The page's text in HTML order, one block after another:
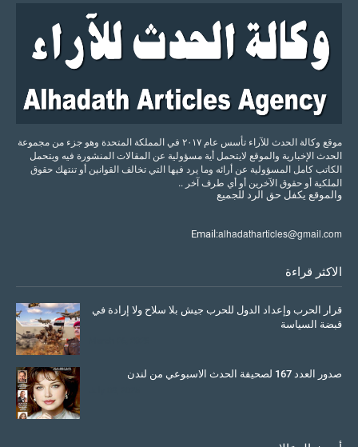
موقع وكالة الحدث للآراء تأسس عام ٢٠١٧ في المملكة المتحدة وهو جزء من مجموعة
الحدث الإخبارية والموقع لايتحمل أية مسؤولية عن المقالات المنشورة فيه ويتحمل
الكاتب كامل المسؤولية عن أرائه وما يرد فيها التي تخالف القوانين أو تنتهك حقوق
الملكية أو حقوق الآخرين أو أي طرف آخر ..
والموقع يكفل حق الرد للجميع
Email:alhadatharticles@gmail.com
الاكثر قراءة
قرار الحرب وإعداد الدول للحرب جيش بلا سلاح ولا إرادة في
قبضة السياسة
صدور العدد 167 لصحيفة الحدث الاسبوعي من لندن